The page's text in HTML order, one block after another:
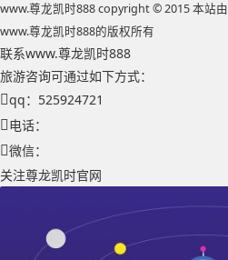
www.尊龙凯时888 copyright © 2015 本站由
www.尊龙凯时888的版权所有
联系www.尊龙凯时888
旅游咨询可通过如下方式：
qq：525924721
电话：
微信：
关注尊龙凯时官网